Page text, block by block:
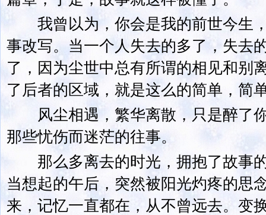
我曾以为，你会是我的前世今生
事改写。当一个人失去的多了，失去
了，因为尘世中总有所谓的相见和别
了后者的区域，就是这么的简单，简
风尘相遇，繁华离散，只是醉了
那些忧伤而迷茫的往事。
那么多离去的时光，拥抱了故事
当想起的午后，突然被阳光灼疼的思
来，记忆一直都在，从不曾远去。变